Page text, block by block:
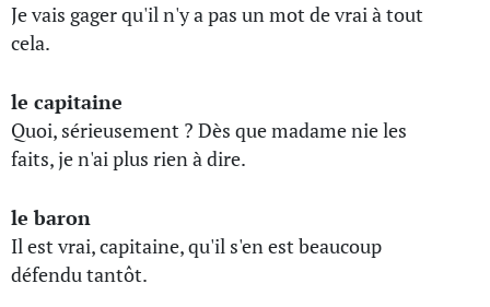
Je vais gager qu'il n'y a pas un mot de vrai à tout
cela.
le capitaine
Quoi, sérieusement ? Dès que madame nie les
faits, je n'ai plus rien à dire.
le baron
Il est vrai, capitaine, qu'il s'en est beaucoup
défendu tantôt.